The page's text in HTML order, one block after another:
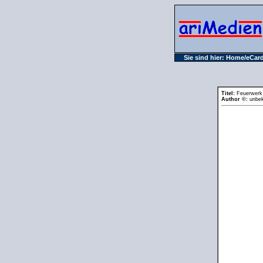
Sie sind hier: Home/
Titel: Feuerwerk
Author ©: